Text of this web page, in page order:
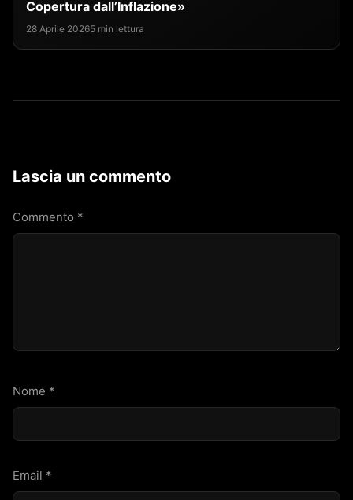
Copertura dall’Inflazione»
28 Aprile 20265 min lettura
Lascia un commento
Commento *
Nome *
Email *